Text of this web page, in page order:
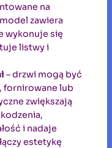
na
zawiera
wykonuje się
listwy i
– drzwi mogą być
fornirowane lub
zwiększają
i nadaje
estetykę